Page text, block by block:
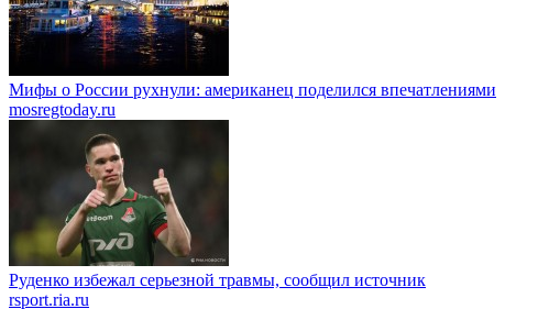
Мифы о России рухнули: американец поделился впечатлениями
mosregtoday.ru
Руденко избежал серьезной травмы, сообщил источник
rsport.ria.ru